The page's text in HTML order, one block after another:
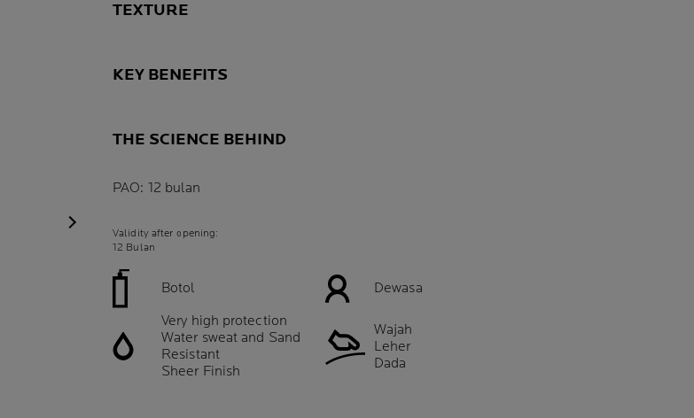
Panel Berikutnya
TEXTURE
KEY BENEFITS
THE SCIENCE BEHIND
PAO: 12 bulan
Validity after opening:
12 Bulan
Botol
Dewasa
Very high protection
Water sweat and Sand
Resistant
Sheer Finish
Wajah
Leher
Dada